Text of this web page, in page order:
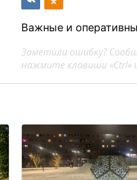
Важные и
Заметили ошибку?
нажмите клавиши «Ctrl»